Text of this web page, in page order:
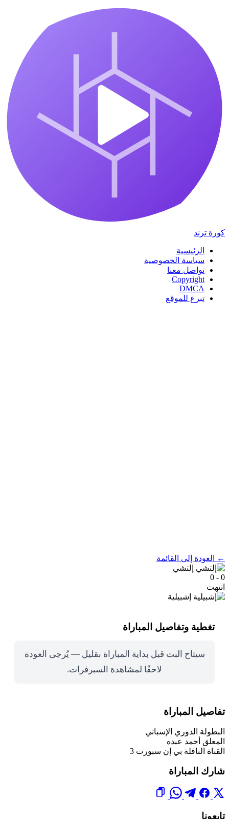
كورة ترند
الرئيسية
سياسة الخصوصية
تواصل معنا
Copyright
DMCA
تبرع للموقع
← العودة إلى القائمة
إلتشي
0 - 0
انتهت
إشبيلية
تغطية وتفاصيل المباراة
سيتاح البث قبل بداية المباراة بقليل — يُرجى العودة
لاحقًا لمشاهدة السيرفرات.
تفاصيل المباراة
البطولة الدوري الإسباني
المعلق أحمد عبده
القناة الناقلة بي إن سبورت 3
شارك المباراة
تابعونا